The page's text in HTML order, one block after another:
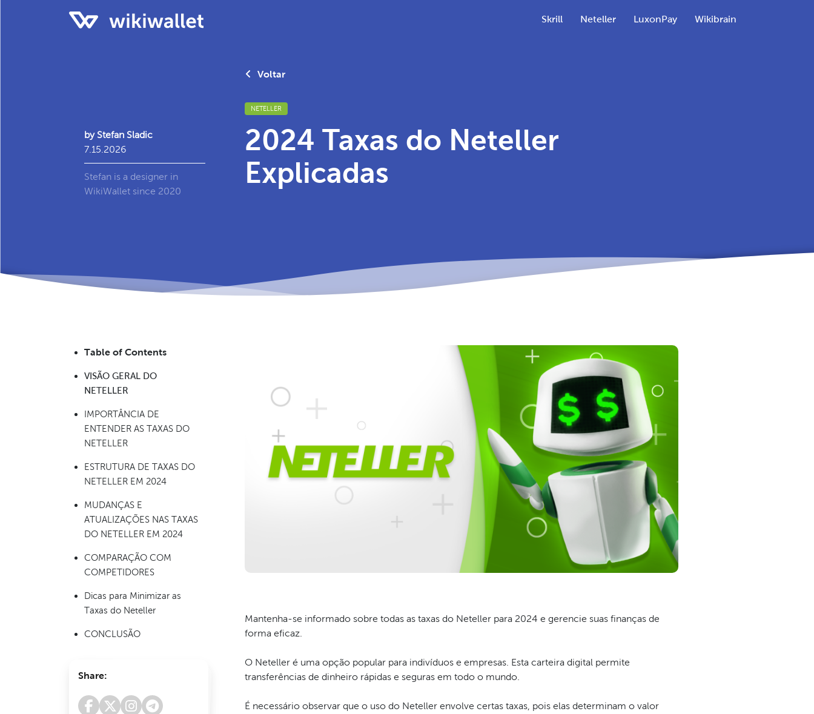
Skrill Neteller LuxonPay Wikibrain
by Stefan Sladic
7.15.2026
Stefan is a designer in
WikiWallet since 2020
Voltar
NETELLER
2024 Taxas do Neteller
Explicadas
Table of Contents
VISÃO GERAL DO
NETELLER
IMPORTÂNCIA DE
ENTENDER AS TAXAS DO
NETELLER
ESTRUTURA DE TAXAS DO
NETELLER EM 2024
MUDANÇAS E
ATUALIZAÇÕES NAS TAXAS
DO NETELLER EM 2024
COMPARAÇÃO COM
COMPETIDORES
Dicas para Minimizar as
Taxas do Neteller
CONCLUSÃO
Share:
Mantenha-se informado sobre todas as taxas do Neteller para 2024 e gerencie suas finanças de
forma eficaz.
O Neteller é uma opção popular para indivíduos e empresas. Esta carteira digital permite
transferências de dinheiro rápidas e seguras em todo o mundo.
É necessário observar que o uso do Neteller envolve certas taxas, pois elas determinam o valor